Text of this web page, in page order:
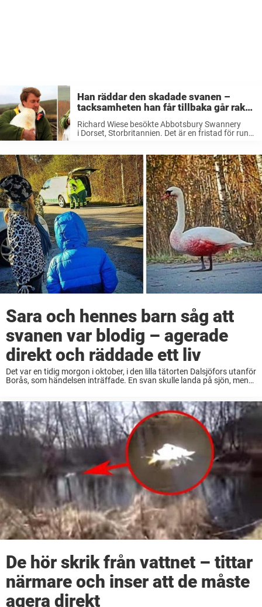
Han räddar den skadade svanen –
tacksamheten han får tillbaka går rakt
in i hjärtat
Richard Wiese besökte Abbotsbury Swannery
i Dorset, Storbritannien. Det är en fristad för runt
Regal Swan Foundation, Inc. on Saturday, March
17, 2012 ...
Sara och hennes barn såg att
svanen var blodig – agerade
direkt och räddade ett liv
Det var en tidig morgon i oktober, i den lilla tätorten Dalsjöfors utanför
Borås, som händelsen inträffade. En svan skulle landa på sjön, men
De hör skrik från vattnet – tittar
närmare och inser att de måste
agera direkt